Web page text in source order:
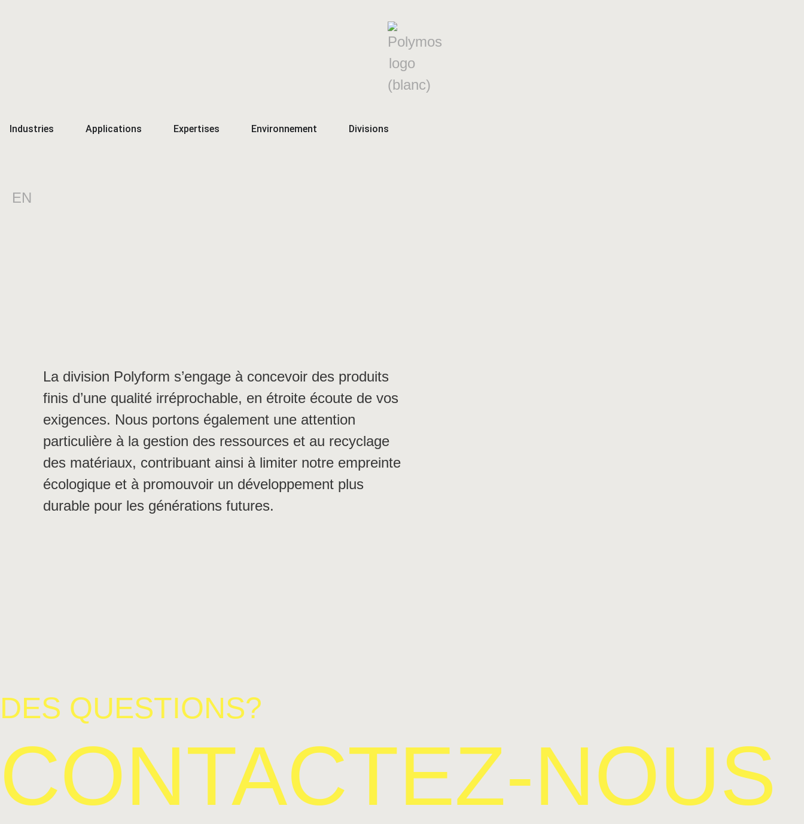
Industries Applications Expertises Environnement Divisions
EN
La division Polyform s’engage à concevoir des produits
finis d’une qualité irréprochable, en étroite écoute de vos
exigences. Nous portons également une attention
particulière à la gestion des ressources et au recyclage
des matériaux, contribuant ainsi à limiter notre empreinte
écologique et à promouvoir un développement plus
durable pour les générations futures.
DES QUESTIONS?
CONTACTEZ-NOUS